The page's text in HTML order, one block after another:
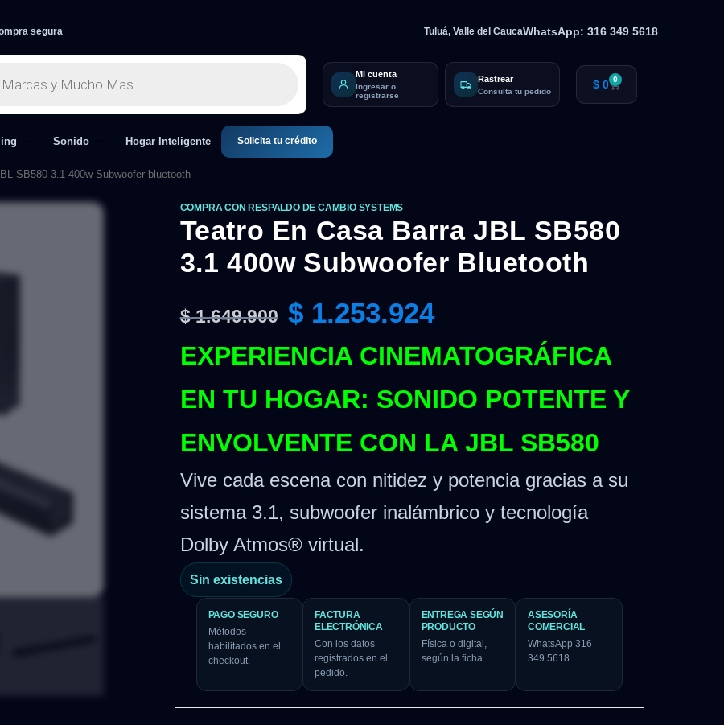
segura Tuluá, Valle del CaucaWhatsApp: 316 349 5618
Mi cuenta
Ingresar o
registrarse
Rastrear
Consulta tu pedido $ 0 0
Sonido Hogar Inteligente Solicita tu crédito
SB580 3.1 400w Subwoofer bluetooth
COMPRA CON RESPALDO DE CAMBIO SYSTEMS
Teatro En Casa Barra JBL SB580
3.1 400w Subwoofer Bluetooth
$1.649.900 $1.253.924
EXPERIENCIA CINEMATOGRÁFICA
EN TU HOGAR: SONIDO POTENTE Y
ENVOLVENTE CON LA JBL SB580
Vive cada escena con nitidez y potencia gracias a su
sistema 3.1, subwoofer inalámbrico y tecnología
Dolby Atmos® virtual.
Sin existencias
PAGO SEGURO
Métodos
habilitados en el
checkout.
FACTURA
ELECTRÓNICA
Con los datos
registrados en el
pedido.
ENTREGA SEGÚN
PRODUCTO
Física o digital,
según la ficha.
ASESORÍA
COMERCIAL
WhatsApp 316
349 5618.